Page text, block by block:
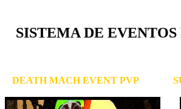
SISTEMA DE
DEATH MACH EVENT PVP